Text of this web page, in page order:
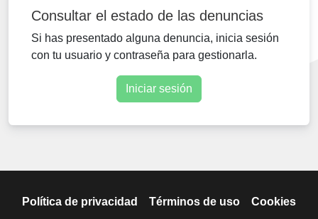
Consultar el estado de las denuncias
Si has presentado alguna denuncia, inicia sesión
con tu usuario y contraseña para gestionarla.
Iniciar sesión
Política de privacidad Términos de uso Cookies